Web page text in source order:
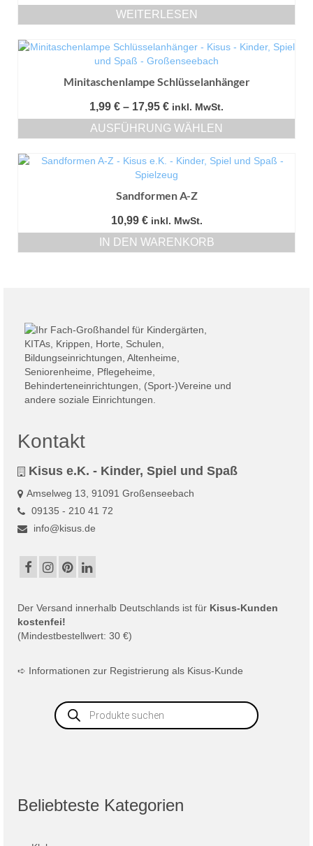
WEITERLESEN
Minitaschenlampe Schlüsselanhänger
1,99 € – 17,95 €Preisspanne:
1,99 €
bis
inkl. MwSt.
AUSFÜHRUNG WÄHLEN
Produkt
weist
Varianten
Optionen
werden
Sandformen A-Z
10,99 € inkl. MwSt.
IN DEN WARENKORB
Kontakt
Kisus e.K. - Kinder, Spiel und Spaß
Amselweg 13, 91091 Großenseebach
09135 - 210 41 72
info@kisus.de
Der Versand innerhalb Deutschlands ist für Kisus-Kunden
kostenfei!
(Mindestbestellwert: 30 €)
➪ Informationen zur Registrierung als Kisus-Kunde
Products
search
Beliebteste Kategorien